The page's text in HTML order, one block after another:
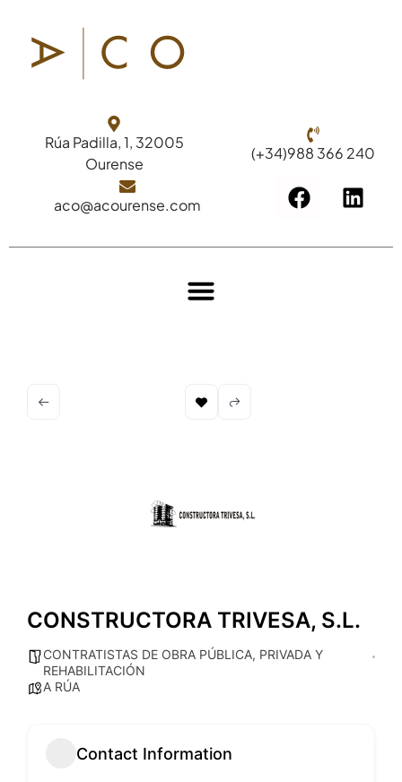
Rúa Padilla, 1, 32005
Ourense
(+34)988 366 240
aco@acourense.com
CONSTRUCTORA TRIVESA, S.L.
CONTRATISTAS DE OBRA PÚBLICA, PRIVADA Y
REHABILITACIÓN
A RÚA
Contact Information